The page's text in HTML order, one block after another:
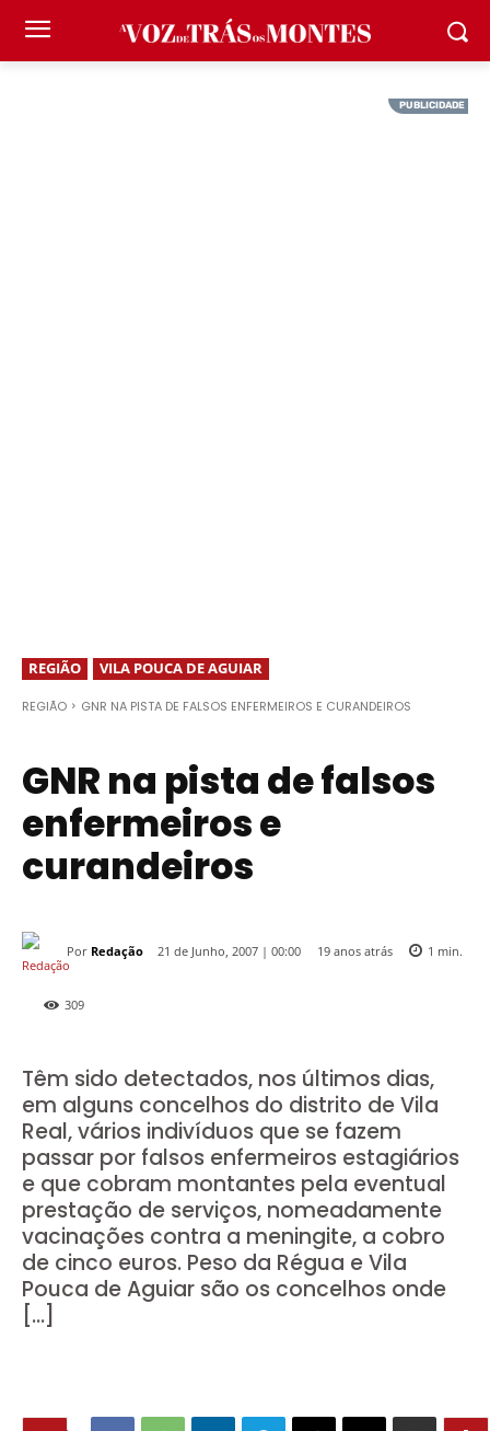
REGIÃO VILA POUCA DE AGUIAR
REGIÃO GNR NA PISTA DE FALSOS ENFERMEIROS E CURANDEIROS
GNR na pista de falsos
enfermeiros e
curandeiros
Por Redação 21 de Junho, 2007 | 00:00 19 anos atrás 1 min.
309
Têm sido detectados, nos últimos dias,
em alguns concelhos do distrito de Vila
Real, vários indivíduos que se fazem
passar por falsos enfermeiros estagiários
e que cobram montantes pela eventual
prestação de serviços, nomeadamente
vacinações contra a meningite, a cobro
de cinco euros. Peso da Régua e Vila
Pouca de Aguiar são os concelhos onde
[…]